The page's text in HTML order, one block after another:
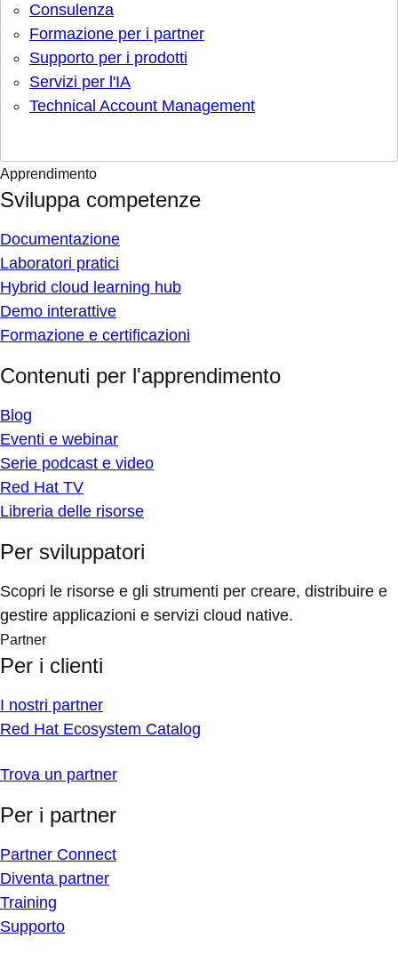
Consulenza
Formazione per i partner
Supporto per i prodotti
Servizi per l'IA
Technical Account Management
Apprendimento
Sviluppa competenze
Documentazione
Laboratori pratici
Hybrid cloud learning hub
Demo interattive
Formazione e certificazioni
Contenuti per l'apprendimento
Blog
Eventi e webinar
Serie podcast e video
Red Hat TV
Libreria delle risorse
Per sviluppatori
Scopri le risorse e gli strumenti per creare, distribuire e
gestire applicazioni e servizi cloud native.
Partner
Per i clienti
I nostri partner
Red Hat Ecosystem Catalog
Trova un partner
Per i partner
Partner Connect
Diventa partner
Training
Supporto